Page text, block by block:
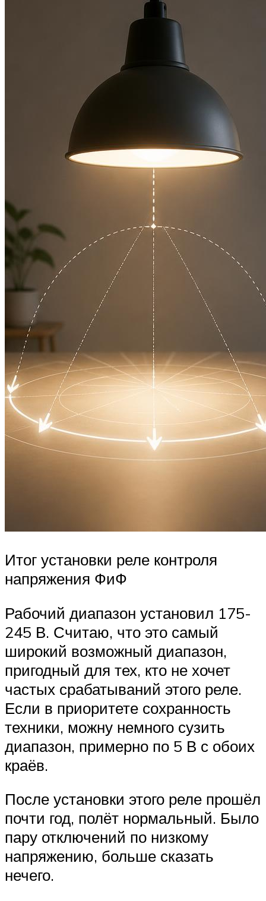
Итог установки реле контроля
напряжения ФиФ
Рабочий диапазон установил 175-
245 В. Считаю, что это самый
широкий возможный диапазон,
пригодный для тех, кто не хочет
частых срабатываний этого реле.
Если в приоритете сохранность
техники, можну немного сузить
диапазон, примерно по 5 В с обоих
краёв.
После установки этого реле прошёл
почти год, полёт нормальный. Было
пару отключений по низкому
напряжению, больше сказать
нечего.